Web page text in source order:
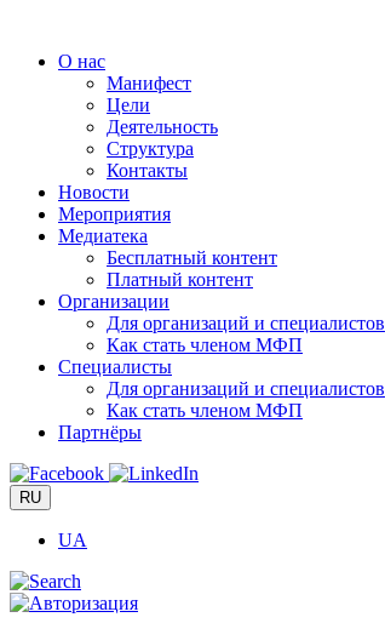
содержимому
О нас
Манифест
Цели
Деятельность
Структура
Контакты
Новости
Мероприятия
Медиатека
Бесплатный контент
Платный контент
Организации
Для организаций и специалистов
Как стать членом МФП
Специалисты
Для организаций и специалистов
Как стать членом МФП
Партнёры
RU
UA